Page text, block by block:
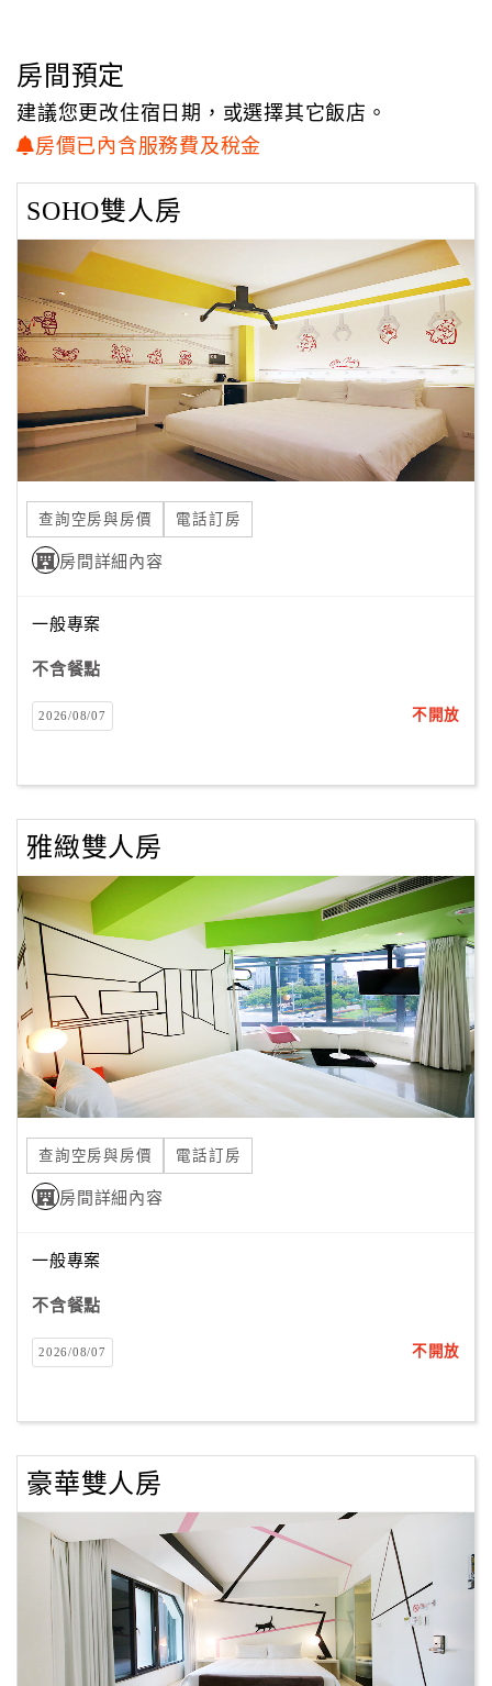
顧
客
服
客
滿
意
度
訂
單
管
理
戶
絡
單
Line
線
上
客
服
紅
利
查
詢
訂
Q&A
旅
訂
房
房間預定
建議您更改住宿日期，或選擇其它飯店。
房價已內含服務費及稅金
SOHO雙人房
查詢空房與房價 電話訂房
房間詳細內容
一般專案
不含餐點
2026/08/07 不開放
雅緻雙人房
查詢空房與房價 電話訂房
房間詳細內容
一般專案
不含餐點
2026/08/07 不開放
豪華雙人房